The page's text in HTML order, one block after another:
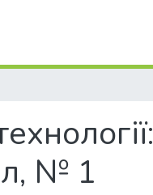
№ 1